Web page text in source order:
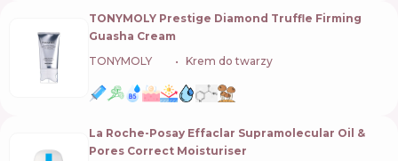
TONYMOLY Prestige Diamond Truffle Firming
Guasha Cream
TONYMOLY
Krem do twarzy
La Roche-Posay Effaclar Supramolecular Oil &
Pores Correct Moisturiser